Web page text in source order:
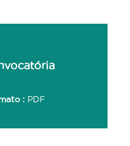
: PDF